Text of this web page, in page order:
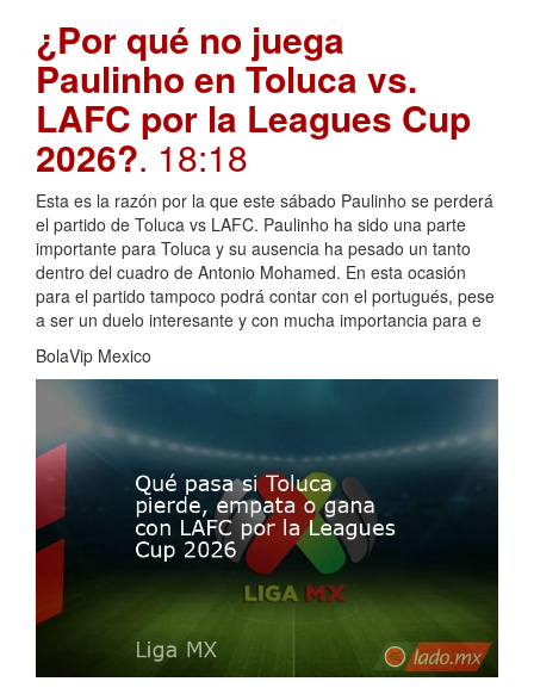
¿Por qué no juega
Paulinho en Toluca vs.
LAFC por la Leagues Cup
2026?. 18:18
Esta es la razón por la que este sábado Paulinho se perderá
el partido de Toluca vs LAFC. Paulinho ha sido una parte
importante para Toluca y su ausencia ha pesado un tanto
dentro del cuadro de Antonio Mohamed. En esta ocasión
para el partido tampoco podrá contar con el portugués, pese
a ser un duelo interesante y con mucha importancia para e
BolaVip Mexico